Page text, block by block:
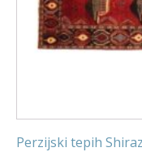
Perzijski tepih